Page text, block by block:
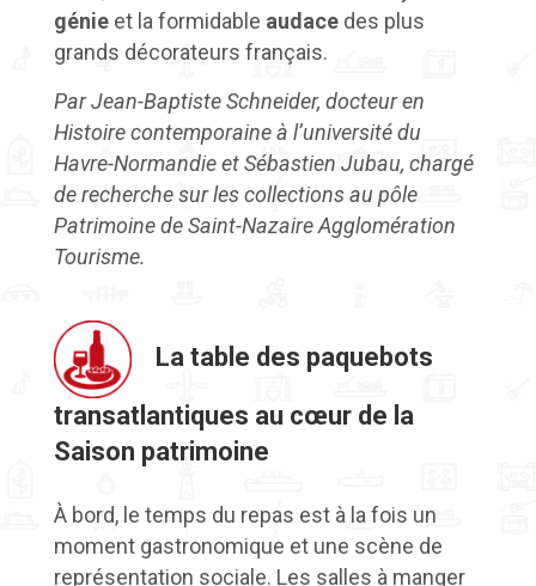
génie et la formidable audace des plus
grands décorateurs français.
Par Jean-Baptiste Schneider, docteur en
Histoire contemporaine à l’université du
Havre-Normandie et Sébastien Jubau, chargé
de recherche sur les collections au pôle
Patrimoine de Saint-Nazaire Agglomération
Tourisme.
La table des paquebots
transatlantiques au cœur de la
Saison patrimoine
À bord, le temps du repas est à la fois un
moment gastronomique et une scène de
représentation sociale. Les salles à manger